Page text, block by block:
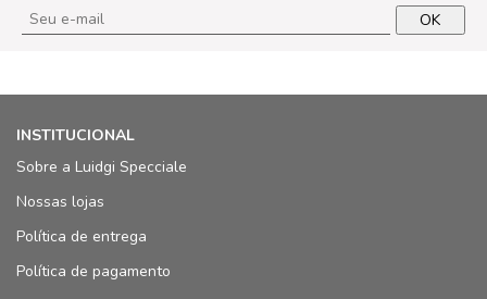
OK
INSTITUCIONAL
Sobre a Luidgi Specciale
Nossas lojas
Política de entrega
Política de pagamento